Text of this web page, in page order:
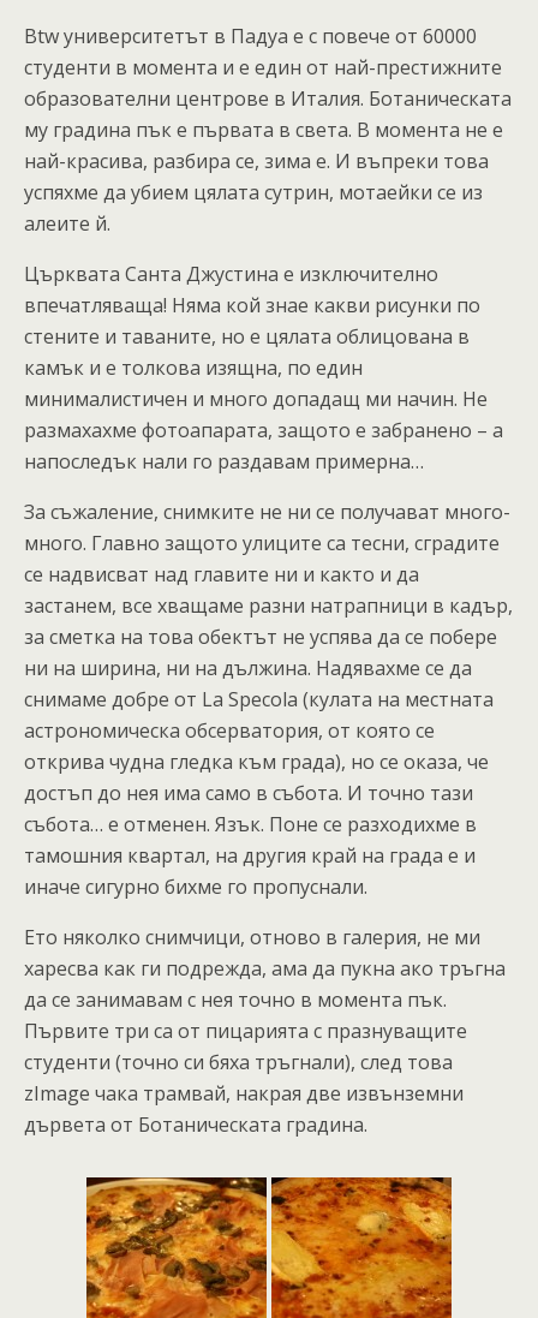
Btw университетът в Падуа е с повече от 60000
студенти в момента и е един от най-престижните
образователни центрове в Италия. Ботаническата
му градина пък е първата в света. В момента не е
най-красива, разбира се, зима е. И въпреки това
успяхме да убием цялата сутрин, мотаейки се из
алеите й.
Църквата Санта Джустина е изключително
впечатляваща! Няма кой знае какви рисунки по
стените и таваните, но е цялата облицована в
камък и е толкова изящна, по един
минималистичен и много допадащ ми начин. Не
размахахме фотоапарата, защото е забранено – а
напоследък нали го раздавам примерна…
За съжаление, снимките не ни се получават много-
много. Главно защото улиците са тесни, сградите
се надвисват над главите ни и както и да
застанем, все хващаме разни натрапници в кадър,
за сметка на това обектът не успява да се побере
ни на ширина, ни на дължина. Надявахме се да
снимаме добре от La Specola (кулата на местната
астрономическа обсерватория, от която се
открива чудна гледка към града), но се оказа, че
достъп до нея има само в събота. И точно тази
събота… е отменен. Язък. Поне се разходихме в
тамошния квартал, на другия край на града е и
иначе сигурно бихме го пропуснали.
Ето няколко снимчици, отново в галерия, не ми
харесва как ги подрежда, ама да пукна ако тръгна
да се занимавам с нея точно в момента пък.
Първите три са от пицарията с празнуващите
студенти (точно си бяха тръгнали), след това
zImage чака трамвай, накрая две извънземни
дървета от Ботаническата градина.